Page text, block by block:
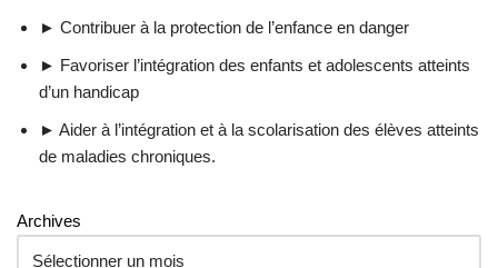
► Contribuer à la protection de l’enfance en danger
► Favoriser l’intégration des enfants et adolescents atteints
d’un handicap
► Aider à l’intégration et à la scolarisation des élèves atteints
de maladies chroniques.
Archives